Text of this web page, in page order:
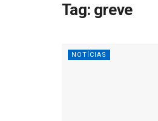
Tag: greve
NOTÍCIAS